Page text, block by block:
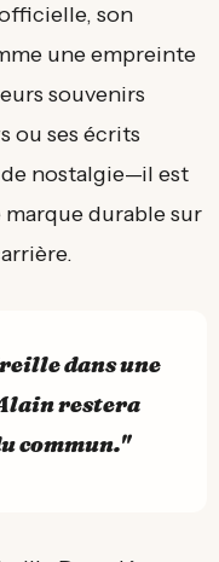
son
une empreinte
souvenirs
ou ses écrits
nostalgie—il est
durable sur
dans une
restera
commun."